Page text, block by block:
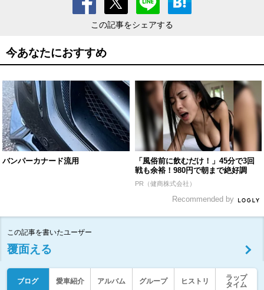
この記事をシェアする
今あなたにおすすめ
バンパーカナード流用
「風俗前に飲むだけ！」45分で3回
戦も余裕！980円で朝まで絶好調
PR（健商株式会社）
Recommended by
この記事を書いたユーザー
覆面える
ブログ 愛車紹介 アルバム グループ ヒストリ
ラップ
タイム